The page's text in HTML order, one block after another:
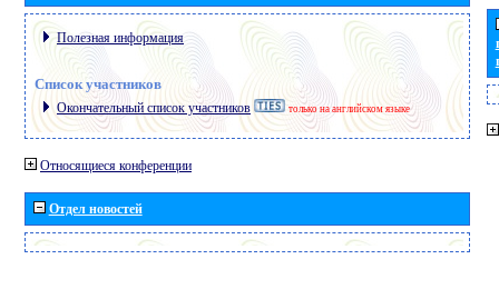
Полезная информация
Список участников
Окончательный список участников только на английском языке
Относящиеся конференции
Отдел новостей